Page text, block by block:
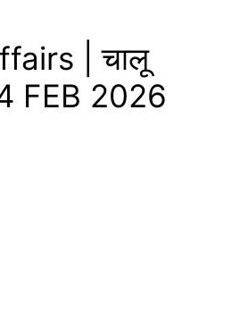
| चालू
FEB 2026